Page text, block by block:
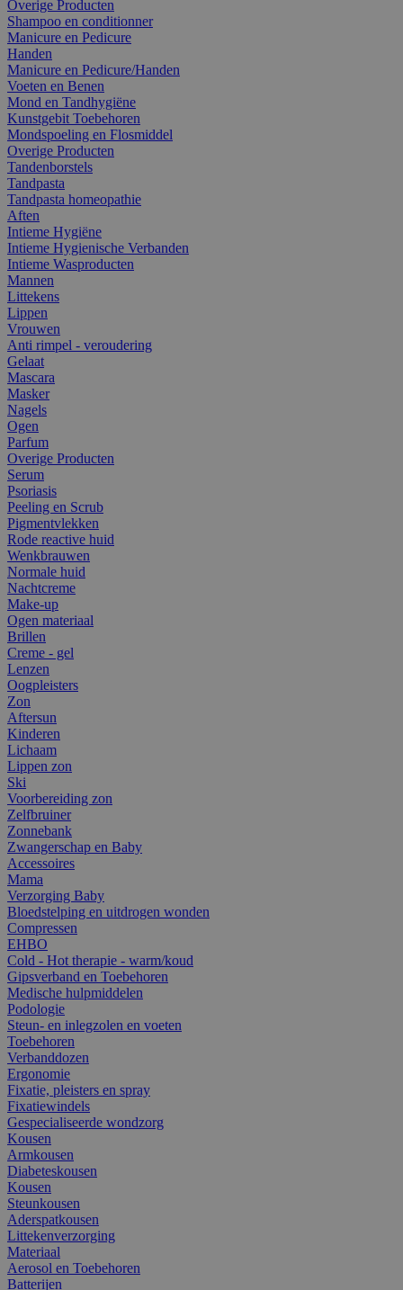
Overige Producten
Shampoo en conditionner
Manicure en Pedicure
Handen
Manicure en Pedicure/Handen
Voeten en Benen
Mond en Tandhygiëne
Kunstgebit Toebehoren
Mondspoeling en Flosmiddel
Overige Producten
Tandenborstels
Tandpasta
Tandpasta homeopathie
Aften
Intieme Hygiëne
Intieme Hygienische Verbanden
Intieme Wasproducten
Mannen
Littekens
Lippen
Vrouwen
Anti rimpel - veroudering
Gelaat
Mascara
Masker
Nagels
Ogen
Parfum
Overige Producten
Serum
Psoriasis
Peeling en Scrub
Pigmentvlekken
Rode reactive huid
Wenkbrauwen
Normale huid
Nachtcreme
Make-up
Ogen materiaal
Brillen
Creme - gel
Lenzen
Oogpleisters
Zon
Aftersun
Kinderen
Lichaam
Lippen zon
Ski
Voorbereiding zon
Zelfbruiner
Zonnebank
Zwangerschap en Baby
Accessoires
Mama
Verzorging Baby
Bloedstelping en uitdrogen wonden
Compressen
EHBO
Cold - Hot therapie - warm/koud
Gipsverband en Toebehoren
Medische hulpmiddelen
Podologie
Steun- en inlegzolen en voeten
Toebehoren
Verbanddozen
Ergonomie
Fixatie, pleisters en spray
Fixatiewindels
Gespecialiseerde wondzorg
Kousen
Armkousen
Diabeteskousen
Kousen
Steunkousen
Aderspatkousen
Littekenverzorging
Materiaal
Aerosol en Toebehoren
Batterijen